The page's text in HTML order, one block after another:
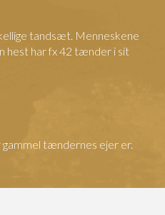
tandsæt. Menneskene
hest har fx 42 tænder i sit
tændernes ejer er.